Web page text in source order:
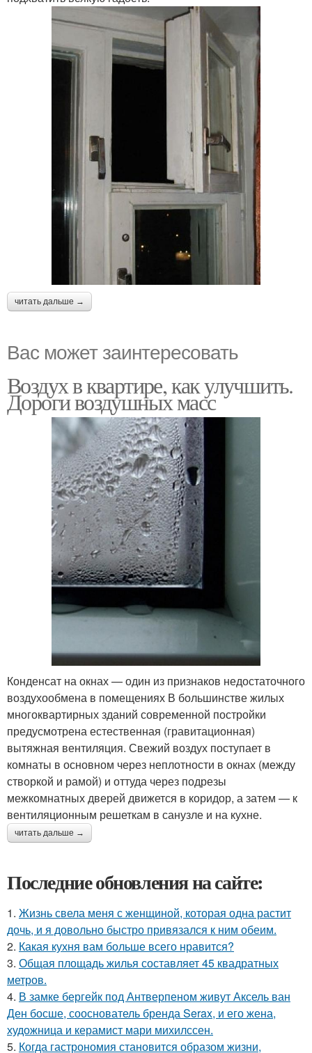
читать дальше →
Вас может заинтересовать
Воздух в квартире, как улучшить.
Дороги воздушных масс
Конденсат на окнах — один из признаков недостаточного
воздухообмена в помещениях В большинстве жилых
многоквартирных зданий современной постройки
предусмотрена естественная (гравитационная)
вытяжная вентиляция. Свежий воздух поступает в
комнаты в основном через неплотности в окнах (между
створкой и рамой) и оттуда через подрезы
межкомнатных дверей движется в коридор, а затем — к
вентиляционным решеткам в санузле и на кухне.
читать дальше →
Последние обновления на сайте:
1. Жизнь свела меня с женщиной, которая одна растит
дочь, и я довольно быстро привязался к ним обеим.
2. Какая кухня вам больше всего нравится?
3. Общая площадь жилья составляет 45 квадратных
метров.
4. В замке бергейк под Антверпеном живут Аксель ван
Ден босше, сооснователь бренда Serax, и его жена,
художница и керамист мари михилссен.
5. Когда гастрономия становится образом жизни,